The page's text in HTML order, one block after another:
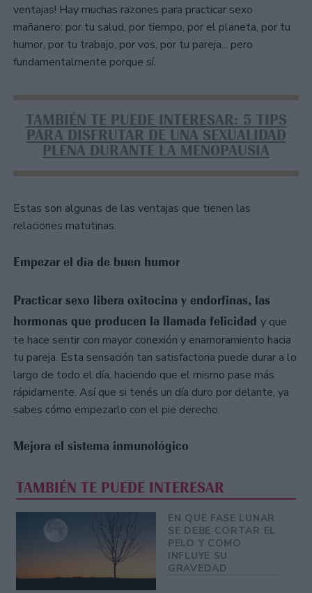
ventajas! Hay muchas razones para practicar sexo
mañanero: por tu salud, por tiempo, por el planeta, por tu
humor, por tu trabajo, por vos, por tu pareja... pero
fundamentalmente porque sí.
TAMBIÉN TE PUEDE INTERESAR: 5 TIPS
PARA DISFRUTAR DE UNA SEXUALIDAD
PLENA DURANTE LA MENOPAUSIA
Estas son algunas de las ventajas que tienen las
relaciones matutinas.
Empezar el día de buen humor
Practicar sexo libera oxitocina y endorfinas, las
hormonas que producen la llamada felicidad y que
te hace sentir con mayor conexión y enamoramiento hacia
tu pareja. Esta sensación tan satisfactoria puede durar a lo
largo de todo el día, haciendo que el mismo pase más
rápidamente. Así que si tenés un día duro por delante, ya
sabes cómo empezarlo con el pie derecho.
Mejora el sistema inmunológico
TAMBIÉN TE PUEDE INTERESAR
EN QUE FASE LUNAR
SE DEBE CORTAR EL
PELO Y COMO
INFLUYE SU
GRAVEDAD